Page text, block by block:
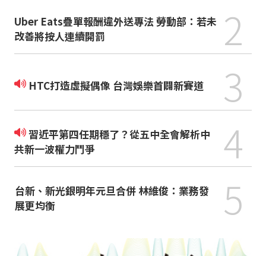
Uber Eats疊單報酬違外送專法 勞動部：若未
改善將按人連續開罰
2
HTC打造虛擬偶像 台灣娛樂首闢新賽道 3
習近平第四任期穩了？從五中全會解析中
共新一波權力鬥爭
4
台新、新光銀明年元旦合併 林維俊：業務發
展更均衡
5